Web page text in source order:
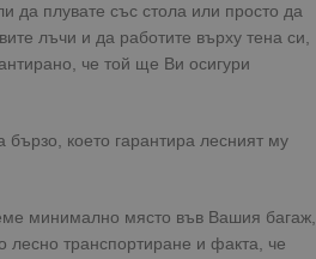
да плувате със стола или просто да
лъчи и да работите върху тена си,
че той ще Ви осигури
бързо, което гарантира лесният му
минимално място във Вашия багаж,
лесно транспортиране и факта, че